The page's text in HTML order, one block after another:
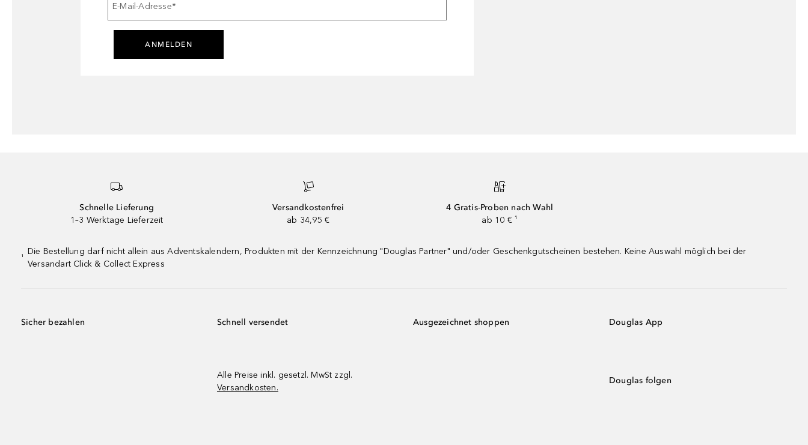
E-Mail-Adresse*
ANMELDEN
Schnelle Lieferung
1–3 Werktage Lieferzeit
Versandkostenfrei
ab 34,95 €
4 Gratis-Proben nach Wahl
ab 10 € ¹
¹
Die Bestellung darf nicht allein aus Adventskalendern, Produkten mit der Kennzeichnung "Douglas Partner" und/oder Geschenkgutscheinen bestehen. Keine Auswahl möglich bei der
Versandart Click & Collect Express
Sicher bezahlen Schnell versendet
Alle Preise inkl. gesetzl. MwSt zzgl.
Versandkosten.
Ausgezeichnet shoppen Douglas App
Douglas folgen